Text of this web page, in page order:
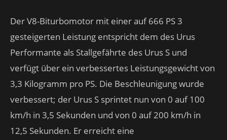
Der V8-Biturbomotor mit einer auf 666 PS 3
gesteigerten Leistung entspricht dem des Urus
Performante als Stallgefährte des Urus S und
verfügt über ein verbessertes Leistungsgewicht von
3,3 Kilogramm pro PS. Die Beschleunigung wurde
verbessert; der Urus S sprintet nun von 0 auf 100
km/h in 3,5 Sekunden und von 0 auf 200 km/h in
12,5 Sekunden. Er erreicht eine